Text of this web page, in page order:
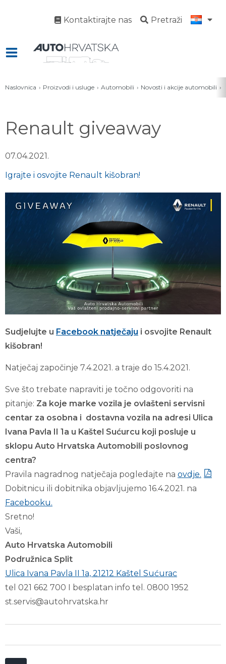
Kontaktirajte nas Pretraži
Naslovnica Proizvodi i usluge Automobili Novosti i akcije automobili
Renault giveaway
07.04.2021.
Igrajte i osvojite Renault kišobran!
Sudjelujte u Facebook natječaju i osvojite Renault
kišobran!
Natječaj započinje 7.4.2021. a traje do 15.4.2021.
Sve što trebate napraviti je točno odgovoriti na
pitanje: Za koje marke vozila je ovlašteni servisni
centar za osobna i dostavna vozila na adresi Ulica
Ivana Pavla II 1a u Kaštel Sućurcu koji posluje u
sklopu Auto Hrvatska Automobili poslovnog
centra?
Pravila nagradnog natječaja pogledajte na ovdje.
Dobitnicu ili dobitnika objavljujemo 16.4.2021. na
Facebooku.
Sretno!
Vaši,
Auto Hrvatska Automobili
Podružnica Split
Ulica Ivana Pavla II 1a, 21212 Kaštel Sućurac
tel 021 662 700 I besplatan info tel. 0800 1952
st.servis@autohrvatska.hr